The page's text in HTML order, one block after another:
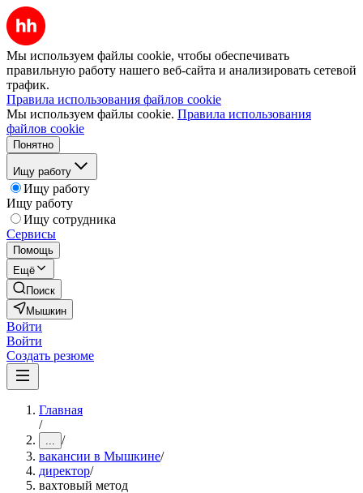
Мы используем файлы cookie, чтобы обеспечивать
правильную работу нашего веб-сайта и анализировать сетевой
трафик.
Правила использования файлов cookie
Мы используем файлы cookie. Правила использования
файлов cookie
Понятно
Ищу работу
Ищу работу
Ищу работу
Ищу сотрудника
Сервисы
Помощь
Ещё
Поиск
Мышкин
Войти
Войти
Создать резюме
Главная
/
... /
вакансии в Мышкине/
директор/
вахтовый метод